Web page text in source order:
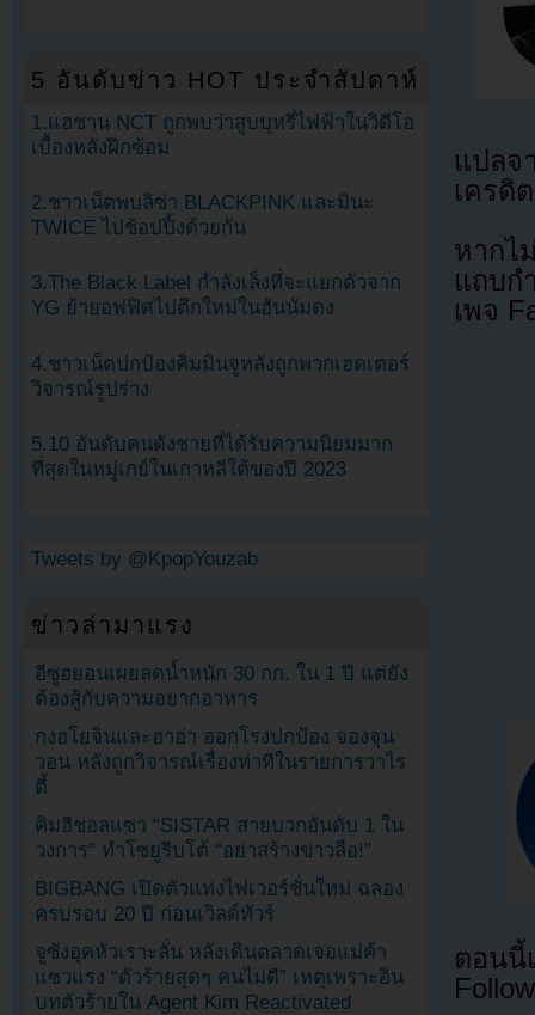
แปล
เครดิ
หากไ
แถบก
เพจ
ตอนนี้
5 อันดับข่าว HOT ประจำสัปดาห์
1.แฮชาน NCT ถูกพบว่าสูบบุหรี่ไฟฟ้าในวิดีโอ
เบื้องหลังฝึกซ้อม
2.ชาวเน็ตพบลิซ่า BLACKPINK และมินะ
TWICE ไปช้อปปิ้งด้วยกัน
3.The Black Label กำลังเล็งที่จะแยกตัวจาก
YG ย้ายอฟฟิศไปตึกใหม่ในฮันนัมดง
4.ชาวเน็ตปกป้องคิมมินจูหลังถูกพวกเฮดเตอร์
วิจารณ์รูปร่าง
5.10 อันดับคนดังชายที่ได้รับความนิยมมาก
ที่สุดในหมู่เกย์ในเกาหลีใต้ของปี 2023
Tweets by @KpopYouzab
ข่าวล่ามาแรง
อีซูฮยอนเผยลดน้ำหนัก 30 กก. ใน 1 ปี แต่ยัง
ต้องสู้กับความอยากอาหาร
กงฮโยจินและฮาฮ่า ออกโรงปกป้อง จองจุน
วอน หลังถูกวิจารณ์เรื่องท่าทีในรายการวาไร
ตี้
คิมฮีชอลแซว “SISTAR สายบวกอันดับ 1 ใน
วงการ” ทำโซยูรีบโต้ “อย่าสร้างข่าวลือ!”
BIGBANG เปิดตัวแท่งไฟเวอร์ชั่นใหม่ ฉลอง
ครบรอบ 20 ปี ก่อนเวิลด์ทัวร์
จูซังอุคหัวเราะลั่น หลังเดินตลาดเจอแม่ค้า
แซวแรง “ตัวร้ายสุดๆ คนไม่ดี” เหตุเพราะอิน
บทตัวร้ายใน Agent Kim Reactivated